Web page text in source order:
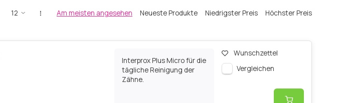
Am meisten angesehen Neueste Produkte Niedrigster Preis Höchster Preis
Interprox Plus Micro für die
tägliche Reinigung der
Zähne.
Wunschzettel
Vergleichen